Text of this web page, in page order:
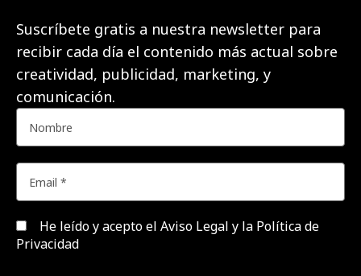
Suscríbete gratis a nuestra newsletter para
recibir cada día el contenido más actual sobre
creatividad, publicidad, marketing, y
comunicación.
He leído y acepto el Aviso Legal y la Política de
Privacidad